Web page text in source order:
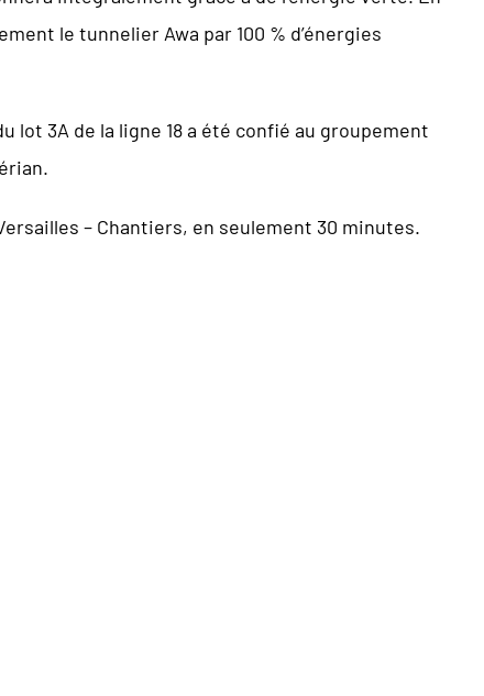
le tunnelier Awa par 100 % d’énergies
lot 3A de la ligne 18 a été confié au groupement
– Chantiers, en seulement 30 minutes.